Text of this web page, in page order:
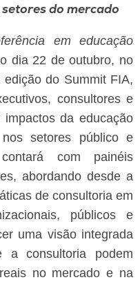
do mercado
em educação
dia 22 de outubro, no
do Summit FIA,
consultores e
da educação
setores público e
com painéis
abordando desde a
de consultoria em
públicos e
uma visão integrada
consultoria podem
no mercado e na